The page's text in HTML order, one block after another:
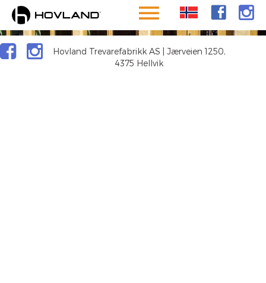
GRENSEN
Hovland Trevarefabrikk AS | Jærveien 1250,
4375 Hellvik